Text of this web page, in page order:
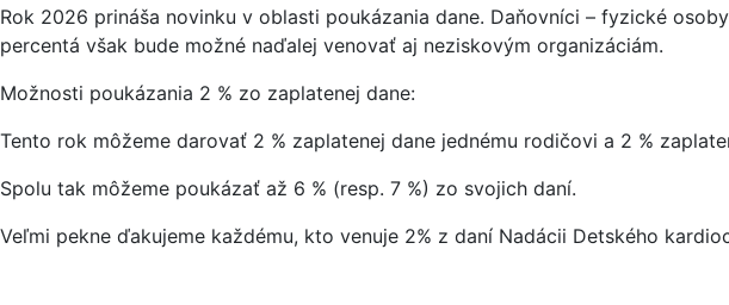
Rok 2026 prináša novinku v oblasti poukázania dane. Daňovníci – fyzické
percentá však bude možné naďalej venovať aj neziskovým organizáciám.
Možnosti poukázania 2 % zo zaplatenej dane:
Tento rok môžeme darovať 2 % zaplatenej dane jednému rodičovi a 2 %
Spolu tak môžeme poukázať až 6 % (resp. 7 %) zo svojich daní.
Veľmi pekne ďakujeme každému, kto venuje 2% z daní Nadácii Detského